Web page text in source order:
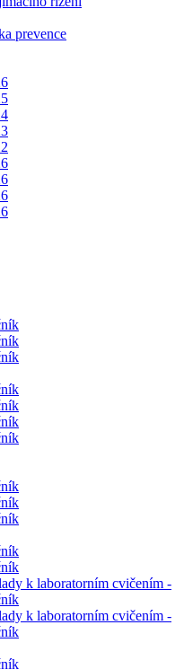
prevence
k laboratorním cvičením -
k laboratorním cvičením -